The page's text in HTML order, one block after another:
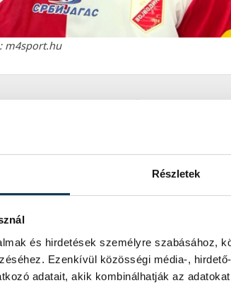
Részletek
és hirdetések személyre szabásához,
Ezenkívül közösségi média-,
adatait, akik kombinálhatják az
m4sport.hu
kevesebb játéklehetőséghez
labdarúgó számára az a
harmadosztályban szereplő
megnyert Nemzetek Ligája-találkozón
várakozás van benne a visszatérése